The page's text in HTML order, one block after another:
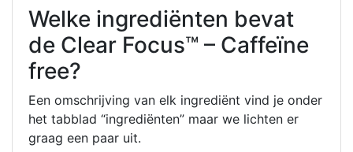
Welke ingrediënten bevat
de Clear Focus™ – Caffeïne
free?
Een omschrijving van elk ingrediënt vind je onder
het tabblad “ingrediënten” maar we lichten er
graag een paar uit.